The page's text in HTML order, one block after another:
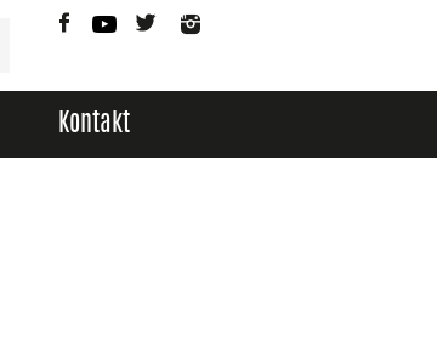
FacebookYouTubeTwitter
Kontakt